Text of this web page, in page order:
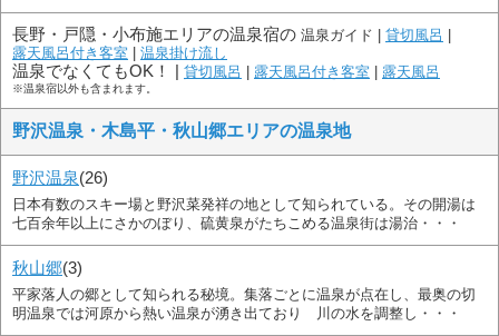
長野・戸隠・小布施エリアの温泉宿の 温泉ガイド | 貸切風呂 |
露天風呂付き客室 | 温泉掛け流し
温泉でなくてもOK！ | 貸切風呂 | 露天風呂付き客室 | 露天風呂
※温泉宿以外も含まれます。
野沢温泉・木島平・秋山郷エリアの温泉地
野沢温泉(26)
日本有数のスキー場と野沢菜発祥の地として知られている。その開湯は
七百余年以上にさかのぼり、硫黄泉がたちこめる温泉街は湯治・・・
秋山郷(3)
平家落人の郷として知られる秘境。集落ごとに温泉が点在し、最奥の切
明温泉では河原から熱い温泉が湧き出ており 川の水を調整し・・・